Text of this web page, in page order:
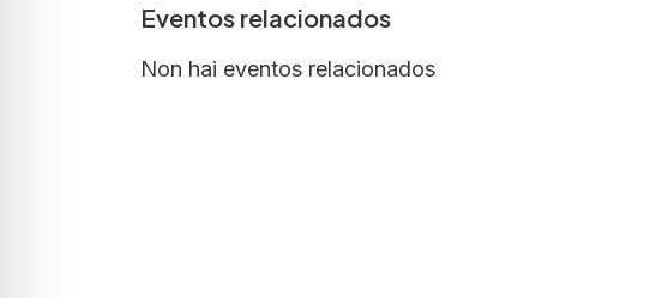
Eventos relacionados
Non hai eventos relacionados